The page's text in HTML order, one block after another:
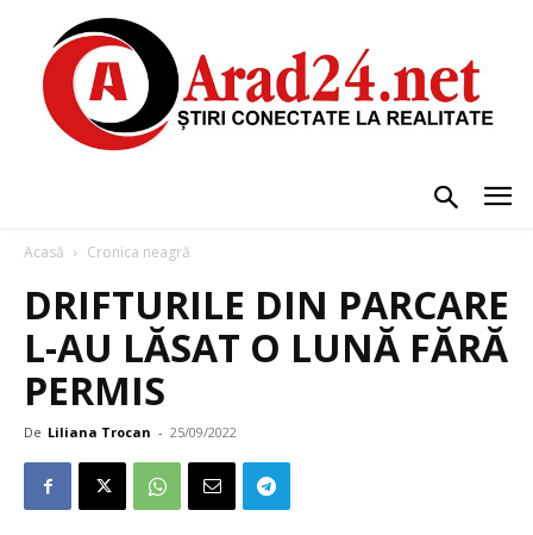
Acasă Cronica neagră
DRIFTURILE DIN PARCARE
L-AU LĂSAT O LUNĂ FĂRĂ
PERMIS
De Liliana Trocan - 25/09/2022